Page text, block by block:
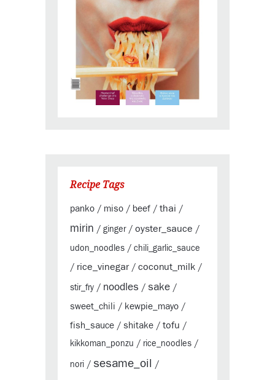
Recipe Tags
panko / miso / beef / thai /
mirin / ginger/ oyster_sauce /
udon_noodles / chili_garlic_sauce
/ rice_vinegar/ coconut_milk /
stir_fry / noodles / sake /
sweet_chili / kewpie_mayo /
fish_sauce / shitake / tofu /
kikkoman_ponzu / rice_noodles /
nori / sesame_oil /